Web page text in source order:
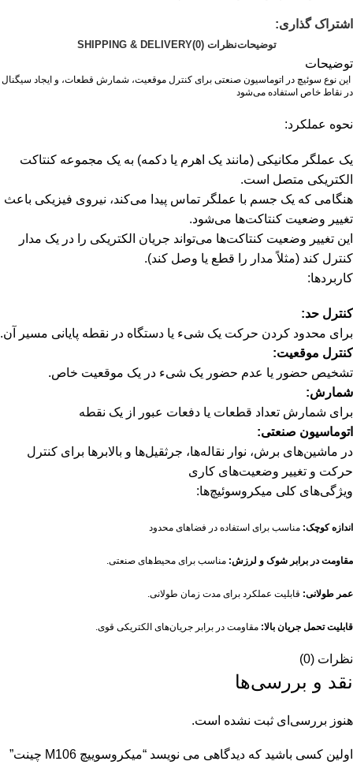
اشتراک گذاری:
توضیحاتنظرات (0) SHIPPING & DELIVERY
توضیحات
این نوع سوئیچ در اتوماسیون صنعتی برای کنترل موقعیت، شمارش قطعات، و ایجاد سیگنال
در نقاط خاص استفاده می‌شود
نحوه عملکرد:
یک عملگر مکانیکی (مانند یک اهرم یا دکمه) به یک مجموعه کنتاکت
الکتریکی متصل است.
هنگامی که یک جسم با عملگر تماس پیدا می‌کند، نیروی فیزیکی باعث
تغییر وضعیت کنتاکت‌ها می‌شود.
این تغییر وضعیت کنتاکت‌ها می‌تواند جریان الکتریکی را در یک مدار
کنترل کند (مثلاً مدار را قطع یا وصل کند).
کاربردها:
کنترل حد:
برای محدود کردن حرکت یک شیء یا دستگاه در نقطه پایانی مسیر آن.
کنترل موقعیت:
تشخیص حضور یا عدم حضور یک شیء در یک موقعیت خاص.
شمارش:
برای شمارش تعداد قطعات یا دفعات عبور از یک نقطه
اتوماسیون صنعتی:
در ماشین‌های برش، نوار نقاله‌ها، جرثقیل‌ها و بالابرها برای کنترل
حرکت و تغییر وضعیت‌های کاری
ویژگی‌های کلی میکروسوئیچ‌ها:
اندازه کوچک: مناسب برای استفاده در فضاهای محدود
مقاومت در برابر شوک و لرزش: مناسب برای محیط‌های صنعتی.
عمر طولانی: قابلیت عملکرد برای مدت زمان طولانی.
قابلیت تحمل جریان بالا: مقاومت در برابر جریان‌های الکتریکی قوی.
نظرات (0)
نقد و بررسی‌ها
هنوز بررسی‌ای ثبت نشده است.
اولین کسی باشید که دیدگاهی می نویسد “ميكروسوييچ M106 چينت”